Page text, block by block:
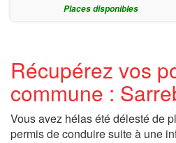
Places disponibles
Récupérez vos
commune :
Vous avez hélas été délesté de
permis de conduire suite à une